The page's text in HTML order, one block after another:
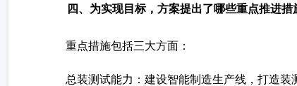
四、为实现目标，方案提出了哪些重点推进措
重点措施包括三大方面：
总装测试能力：建设智能制造生产线，打造装